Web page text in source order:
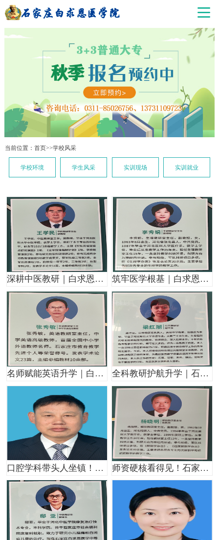
当前位置： 首页>>学校风采
学校环境 学生风采 实训现场 实训就业
深耕中医教研｜白求恩医校中医教研室王学民副教授，全军课题名师执教中医课程 筑牢医学根基｜白求恩医校生理教研室李秀娟副教授，35年深耕医学教研育人
名师赋能英语升学｜白求恩医校英语教研室主任张秀敏，国家级外语名师带队教研 全科教研护航升学｜石家庄白求恩医校公共教研室负责人梁红丽，深耕文化课教学20余年
口腔学科带头人坐镇！石家庄白求恩医学中专刘西勇主治医师，临床教学双精通 师资硬核看得见！石家庄白求恩医学中专解剖学科带头人杨晓明副教授简介